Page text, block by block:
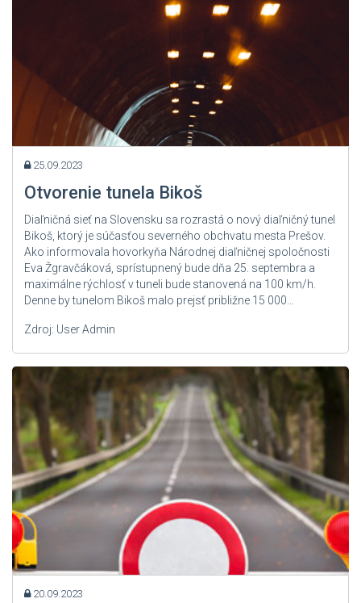
25.09.2023
Otvorenie tunela Bikoš
Diaľničná sieť na Slovensku sa rozrastá o nový diaľničný tunel
Bikoš, ktorý je súčasťou severného obchvatu mesta Prešov.
Ako informovala hovorkyňa Národnej diaľničnej spoločnosti
Eva Žgravčáková, sprístupnený bude dňa 25. septembra a
maximálne rýchlosť v tuneli bude stanovená na 100 km/h.
Denne by tunelom Bikoš malo prejsť približne 15 000...
Zdroj: User Admin
20.09.2023